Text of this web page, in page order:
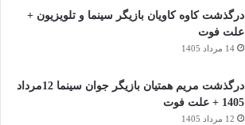
درگذشت کاوه کاویان بازیگر سینما و تلویزیون +
علت فوت
14 مرداد 1405
درگذشت مریم همتیان بازیگر جوان سینما 12مرداد
1405 + علت فوت
12 مرداد 1405